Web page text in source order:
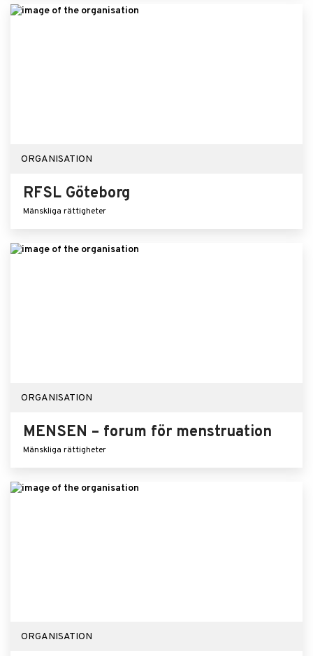
ORGANISATION
RFSL Göteborg
Mänskliga rättigheter
ORGANISATION
MENSEN – forum för menstruation
Mänskliga rättigheter
ORGANISATION